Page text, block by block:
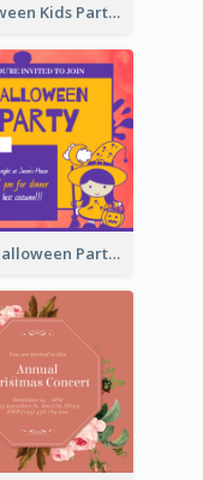
Halloween Kids Party Invitation
Kids Halloween Party Invitation